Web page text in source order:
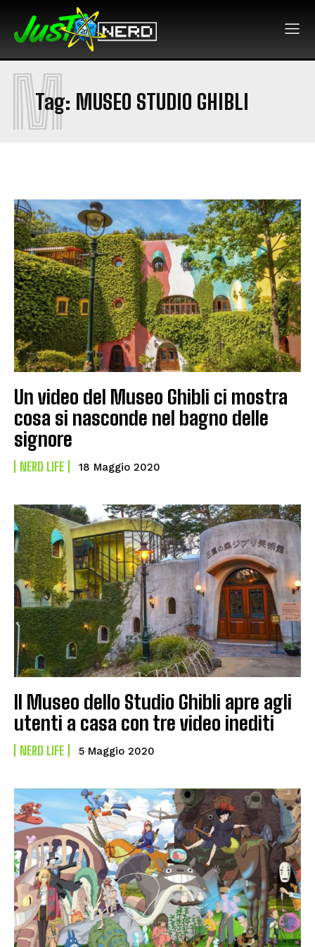
Tag: MUSEO STUDIO GHIBLI
M
Un video del Museo Ghibli ci mostra
cosa si nasconde nel bagno delle
signore
NERD LIFE 18 Maggio 2020
Il Museo dello Studio Ghibli apre agli
utenti a casa con tre video inediti
NERD LIFE 5 Maggio 2020